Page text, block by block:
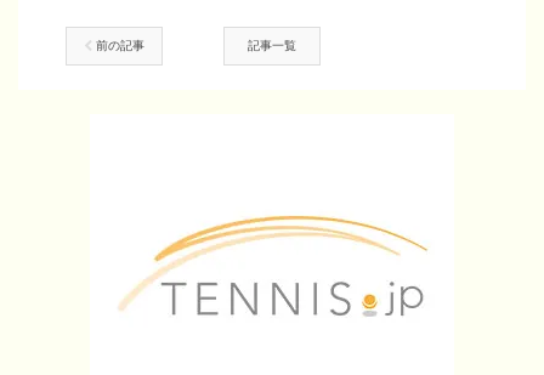
前の記事 記事一覧